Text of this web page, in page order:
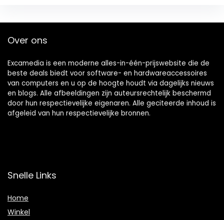
Over ons
Excamedia is een moderne alles-in-één-prijswebsite die de
beste deals biedt voor software- en hardwareaccessoires
van computers en u op de hoogte houdt via dagelijks nieuws
en blogs. Alle afbeeldingen zijn auteursrechtelijk beschermd
door hun respectievelijke eigenaren. Alle geciteerde inhoud is
afgeleid van hun respectievelijke bronnen.
Snelle Links
Home
Winkel